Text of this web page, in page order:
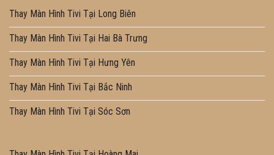
Thay Màn Hình Tivi Tại Long Biên
Thay Màn Hình Tivi Tại Hai Bà Trưng
Thay Màn Hình Tivi Tại Hưng Yên
Thay Màn Hình Tivi Tại Bắc Ninh
Thay Màn Hình Tivi Tại Sóc Sơn